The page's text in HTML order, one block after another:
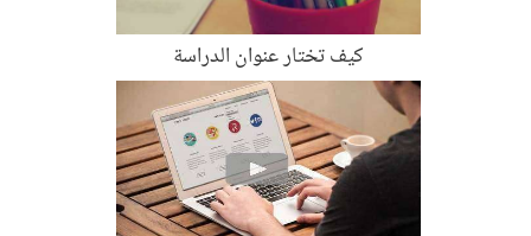
كيف تختار عنوان الدراسة